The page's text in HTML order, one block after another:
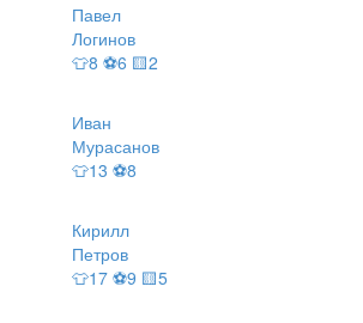
Павел
Логинов
👕8 ⚽6 🟨2
Иван
Мурасанов
👕13 ⚽8
Кирилл
Петров
👕17 ⚽9 🟨5